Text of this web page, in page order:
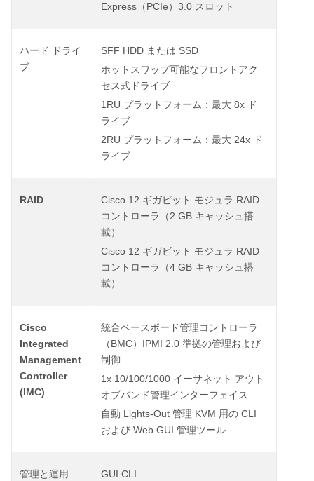
Express （ PCIe ） 3.0 スロット
ハード
ドライ
ブ
SFF HDD または SSD
ホットスワップ可能なフロントアク
セス式ドライブ
1RU プラットフォーム：最大 8x
ド
ライブ
2RU プラットフォーム：最大 24x
ド
ライブ
RAID Cisco 12 ギガビット モジュラ RAID
コントローラ（2 GB キャッシュ搭
載）
Cisco 12 ギガビット モジュラ RAID
コントローラ（4 GB キャッシュ搭
載）
Cisco
Integrated
Management
Controller
(IMC)
統合ベースボード管理コントローラ
（ BMC） IPMI 2.0 準拠の管理および
制御
1x 10/100/1000 イーサネット アウト
オブバンド管理インターフェイス
自動 Lights-Out 管理 KVM 用の CLI
および Web GUI 管理ツール
管理と運用
GUI CLI